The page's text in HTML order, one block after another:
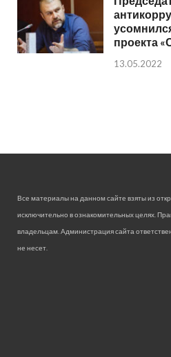
проекта
13.05.2022
Все материалы на данном сайте взяты из
исключительно в ознакомительных целях.
владельцам. Администрация сайта
не несет.